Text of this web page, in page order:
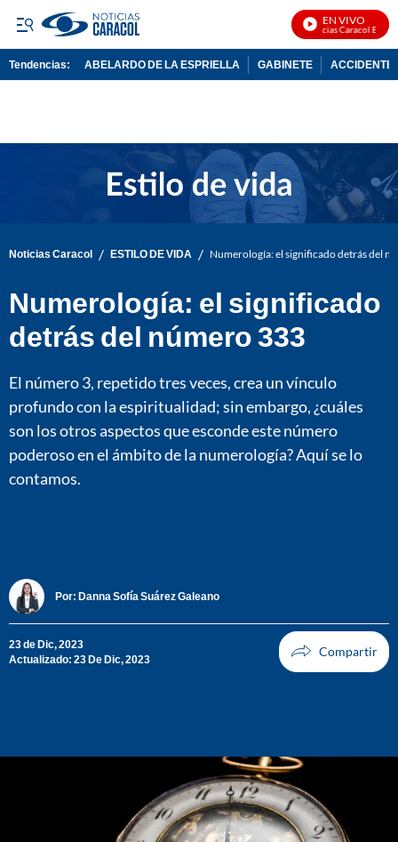
EN VIVO
Noticias Caracol En Vivo
Tendencias: ABELARDO DE LA ESPRIELLA GABINETE ACCIDENTE
Noticias Caracol / ESTILO DE VIDA / Numerología: el significado detrás del
Numerología: el significado
detrás del número 333
El número 3, repetido tres veces, crea un vínculo
profundo con la espiritualidad; sin embargo, ¿cuáles
son los otros aspectos que esconde este número
poderoso en el ámbito de la numerología? Aquí se lo
contamos.
Por: Danna Sofía Suárez Galeano
23 de Dic, 2023
Actualizado: 23 De Dic, 2023